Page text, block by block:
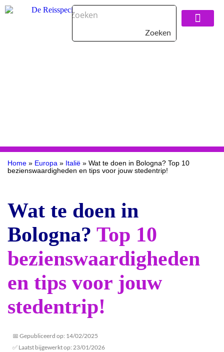
Zoeken
Home » Europa » Italië » Wat te doen in Bologna? Top 10
bezienswaardigheden en tips voor jouw stedentrip!
Wat te doen in
Bologna? Top 10
bezienswaardigheden
en tips voor jouw
stedentrip!
📅 Gepubliceerd op: 14/02/2025
✅ Laatst bijgewerkt op: 23/01/2026